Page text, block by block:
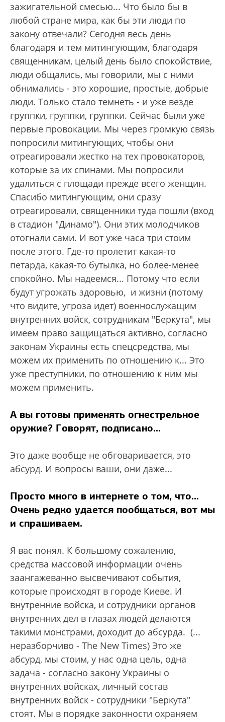
зажигательной смесью... Что было бы в
любой стране мира, как бы эти люди по
закону отвечали? Сегодня весь день
благодаря и тем митингующим, благодаря
священникам, целый день было спокойствие,
люди общались, мы говорили, мы с ними
обнимались - это хорошие, простые, добрые
люди. Только стало темнеть - и уже везде
группки, группки, группки. Сейчас были уже
первые провокации. Мы через громкую связь
попросили митингующих, чтобы они
отреагировали жестко на тех провокаторов,
которые за их спинами. Мы попросили
удалиться с площади прежде всего женщин.
Спасибо митингующим, они сразу
отреагировали, священники туда пошли (вход
в стадион "Динамо"). Они этих молодчиков
отогнали сами. И вот уже часа три стоим
после этого. Где-то пролетит какая-то
петарда, какая-то бутылка, но более-менее
спокойно. Мы надеемся... Потому что если
будут угрожать здоровью, и жизни (потому
что видите, угроза идет) военнослужащим
внутренних войск, сотрудникам "Беркута", мы
имеем право защищаться активно, согласно
законам Украины есть спецсредства, мы
можем их применить по отношению к... Это
уже преступники, по отношению к ним мы
можем применить.
А вы готовы применять огнестрельное
оружие? Говорят, подписано...
Это даже вообще не обговаривается, это
абсурд. И вопросы ваши, они даже...
Просто много в интернете о том, что...
Очень редко удается пообщаться, вот мы
и спрашиваем.
Я вас понял. К большому сожалению,
средства массовой информации очень
заангажеванно высвечивают события,
которые происходят в городе Киеве. И
внутренние войска, и сотрудники органов
внутренних дел в глазах людей делаются
такими монстрами, доходит до абсурда. (...
неразборчиво - The New Times) Это же
абсурд, мы стоим, у нас одна цель, одна
задача - согласно закону Украины о
внутренних войсках, личный состав
внутренних войск - сотрудники "Беркута"
стоят. Мы в порядке законности охраняем